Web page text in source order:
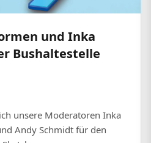
und Inka
Bushaltestelle
unsere Moderatoren Inka
Andy Schmidt für den